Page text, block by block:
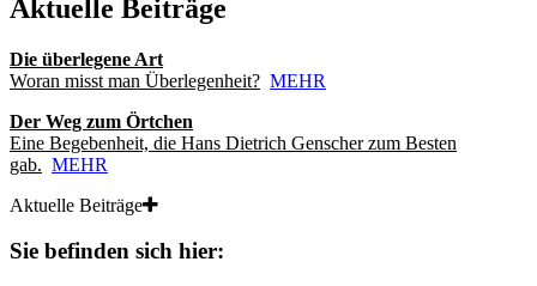
Aktuelle Beiträge
Die überlegene Art
Woran misst man Überlegenheit? MEHR
Der Weg zum Örtchen
Eine Begebenheit, die Hans Dietrich Genscher zum Besten
gab. MEHR
Aktuelle Beiträge
Sie befinden sich hier: